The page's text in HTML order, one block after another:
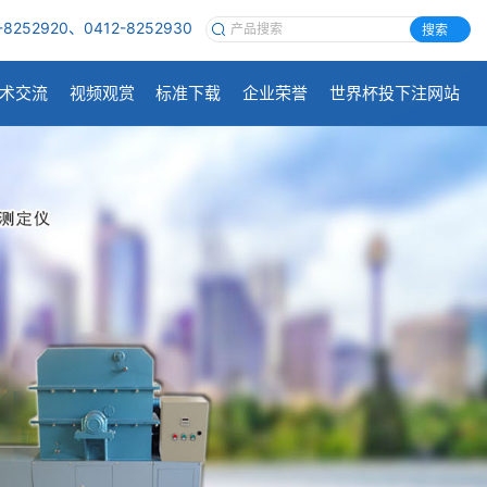
、0412-8252930 搜索
交流 视频观赏 标准下载 企业荣誉 世界杯投下注网站